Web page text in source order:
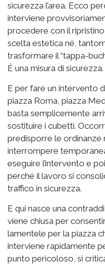
sicurezza l’area. Ecco
interviene
procedere con il
scelta estetica né,
trasformare il “tappa-
È una misura di sicurezza.
E per fare un intervento
piazza Roma, piazza
basta semplicemente
sostituire i cubetti.
predisporre le ordinanze
interrompere
eseguire l’intervento e
perché il lavoro si
traffico in sicurezza.
E qui nasce una
viene chiusa per
lamentele per la piazza
interviene rapidamente
punto pericoloso, si